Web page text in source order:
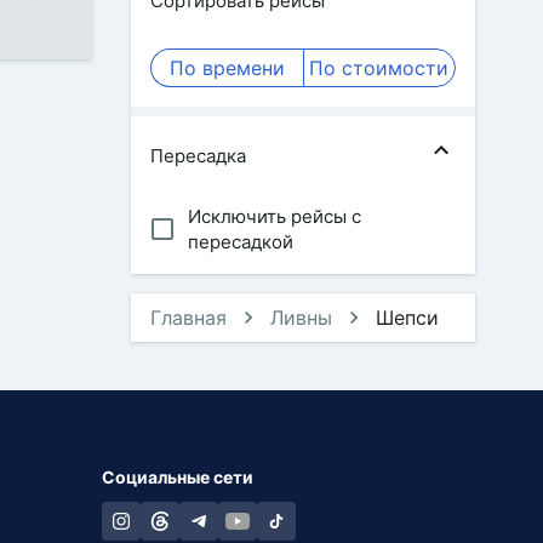
По времени По стоимости
Пересадка
Исключить рейсы с
пересадкой
Главная Ливны Шепси
Социальные сети